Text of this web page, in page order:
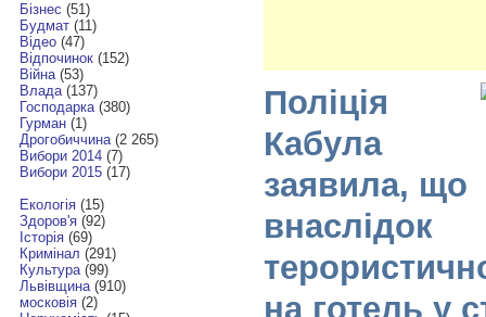
Бізнес (51)
Будмат(11)
Відео(47)
Відпочинок(152)
Війна(53)
Влада(137)
Господарка(380)
Гурман(1)
Дрогобиччина(2 265)
Вибори 2014(7)
Вибори 2015(17)
Екологія(15)
Здоров'я(92)
Історія(69)
Кримінал (291)
Культура(99)
Львівщина(910)
московія(2)
Поліція
Кабула
заявила, що
внаслідок
на готель у